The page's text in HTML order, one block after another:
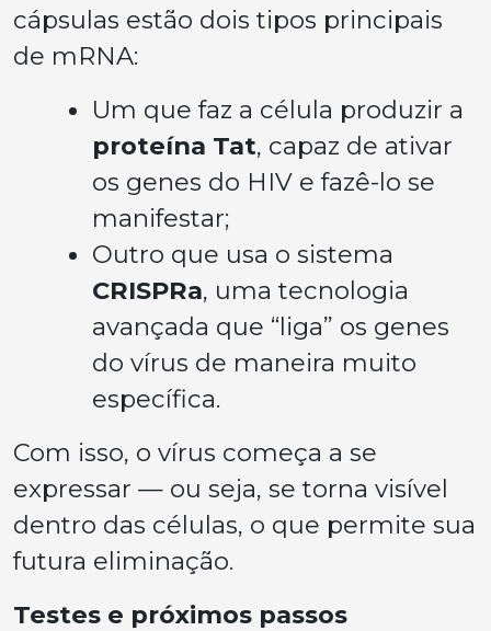
cápsulas estão dois tipos principais
de mRNA:
Um que faz a célula produzir a
proteína Tat, capaz de ativar
os genes do HIV e fazê-lo se
manifestar;
Outro que usa o sistema
CRISPRa, uma tecnologia
avançada que “liga” os genes
do vírus de maneira muito
específica.
Com isso, o vírus começa a se
expressar — ou seja, se torna visível
dentro das células, o que permite sua
futura eliminação.
Testes e próximos passos